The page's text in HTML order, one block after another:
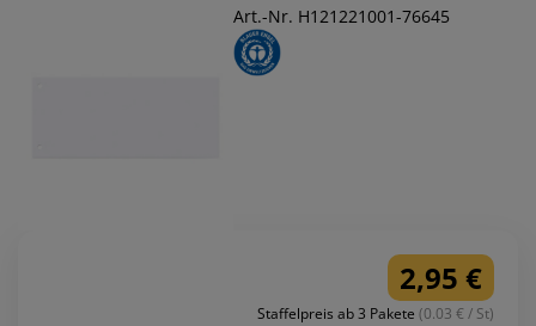
Art.-Nr. H121221001-76645
2,95 €
Staffelpreis ab 3 Pakete (0.03 € / St)